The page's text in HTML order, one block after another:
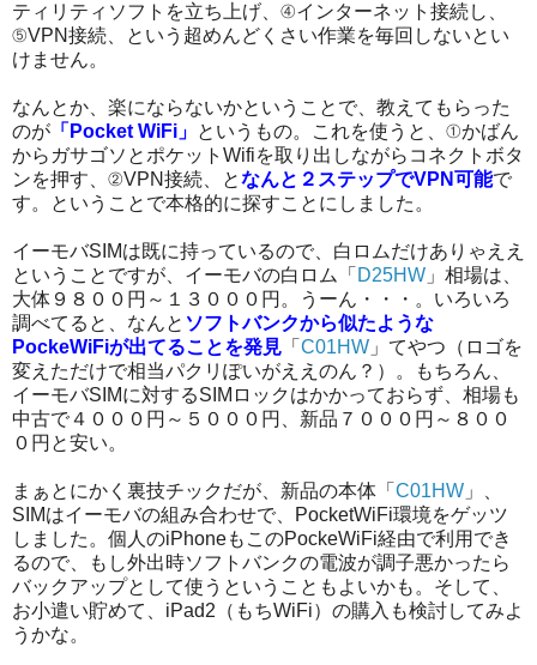
ティリティソフトを立ち上げ、④インターネット接続し、
⑤VPN接続、という超めんどくさい作業を毎回しないとい
けません。
なんとか、楽にならないかということで、教えてもらった
のが 「Pocket WiFi」 というもの。これを使うと、①かばん
からガサゴソとポケットWifiを取り出しながらコネクトボタ
ンを押す、②VPN接続、となんと２ステップでVPN可能で
す。ということで本格的に探すことにしました。
イーモバSIMは既に持っているので、白ロムだけありゃええ
ということですが、イーモバの白ロム「 D25HW 」相場は、
大体９８００円～１３０００円。うーん・・・。いろいろ
調べてると、なんと ソフトバンクから似たような
PockeWiFiが出てることを発見 「 C01HW 」てやつ（ロゴを
変えただけで相当パクリぽいがええのん？）。もちろん、
イーモバSIMに対するSIMロックはかかっておらず、相場も
中古で４０００円～５０００円、新品７０００円～８００
０円と安い。
まぁとにかく裏技チックだが、新品の本体「 C01HW 」、
SIMはイーモバの組み合わせで、PocketWiFi環境をゲッツ
しました。個人のiPhoneもこのPockeWiFi経由で利用でき
るので、もし外出時ソフトバンクの電波が調子悪かったら
バックアップとして使うということもよいかも。そして、
お小遣い貯めて、iPad2（もちWiFi）の購入も検討してみよ
うかな。